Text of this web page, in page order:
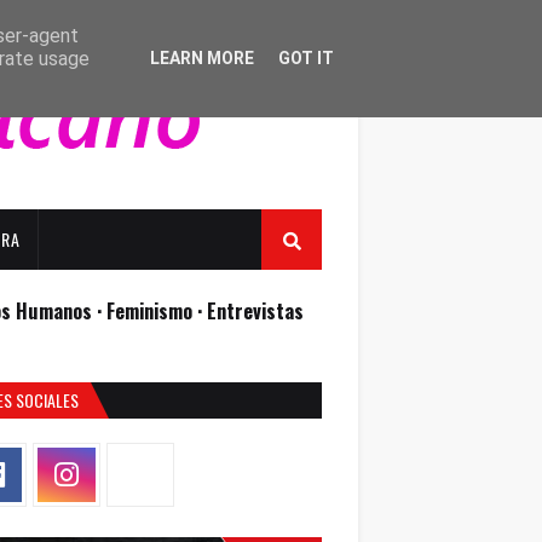
Humanos · Feminismo · Entrevistas
SOCIALES
agent
usage
LEARN MORE GOT IT